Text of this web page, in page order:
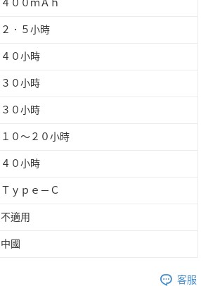
４００ｍＡｈ
２．５小時
４０小時
３０小時
３０小時
１０～２０小時
４０小時
Ｔｙｐｅ－Ｃ
不適用
中國
客服